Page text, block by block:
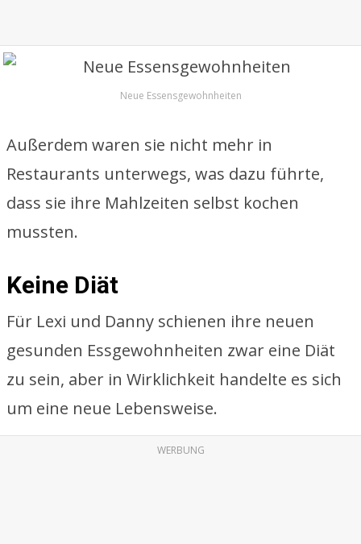
Neue Essensgewohnheiten
Außerdem waren sie nicht mehr in
Restaurants unterwegs, was dazu führte,
dass sie ihre Mahlzeiten selbst kochen
mussten.
Keine Diät
Für Lexi und Danny schienen ihre neuen
gesunden Essgewohnheiten zwar eine Diät
zu sein, aber in Wirklichkeit handelte es sich
um eine neue Lebensweise.
WERBUNG